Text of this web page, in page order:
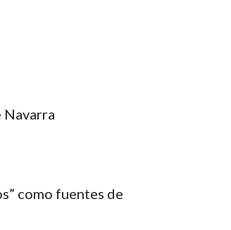
Navarra
como fuentes de